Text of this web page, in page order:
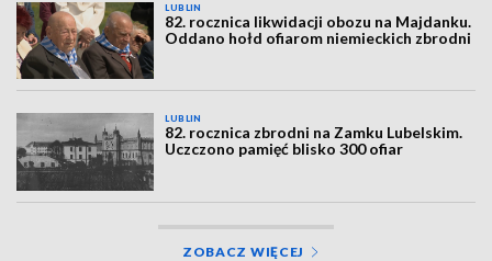
LUBLIN
82. rocznica likwidacji obozu na Majdanku.
Oddano hołd ofiarom niemieckich zbrodni
LUBLIN
82. rocznica zbrodni na Zamku Lubelskim.
Uczczono pamięć blisko 300 ofiar
ZOBACZ WIĘCEJ